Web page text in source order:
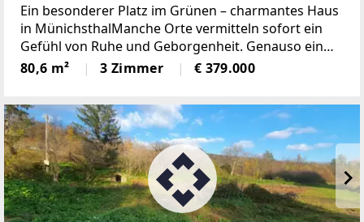
Ein besonderer Platz im Grünen – charmantes Haus
in MünichsthalManche Orte vermitteln sofort ein
Gefühl von Ruhe und Geborgenheit. Genauso ein
Platz erwartet Sie in Münichsthal. Umgeben von
Natur und viel Grün bietet dieses Haus eine seltene
80,6 m² 3 Zimmer € 379.000